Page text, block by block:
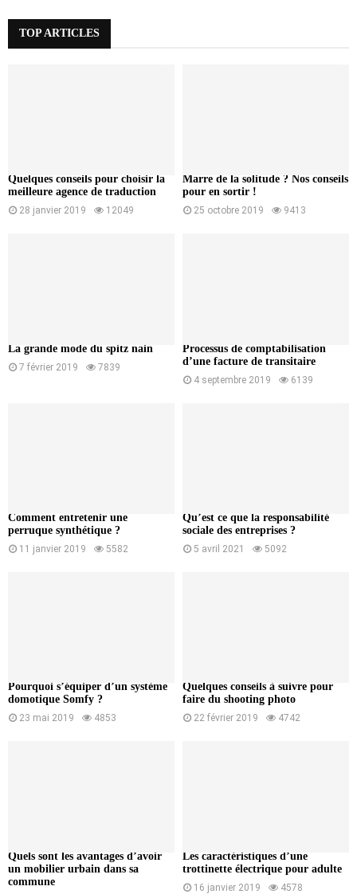
TOP ARTICLES
Quelques conseils pour choisir la
meilleure agence de traduction
28 janvier 2019 12049
Marre de la solitude ? Nos conseils
pour en sortir !
25 octobre 2019 9413
La grande mode du spitz nain
7 février 2019 7839
Processus de comptabilisation
d’une facture de transitaire
4 septembre 2019 6139
Comment entretenir une
perruque synthétique ?
11 janvier 2019 5582
Qu’est ce que la responsabilité
sociale des entreprises ?
5 avril 2021 5092
Pourquoi s’équiper d’un système
domotique Somfy ?
23 mai 2019 4853
Quelques conseils à suivre pour
faire du shooting photo
22 février 2019 4742
Quels sont les avantages d’avoir
un mobilier urbain dans sa
commune
Les caractéristiques d’une
trottinette électrique pour adulte
16 janvier 2019 4578